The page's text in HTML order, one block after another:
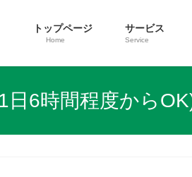
トップページ
Home
サービス
Service
6時間程度から